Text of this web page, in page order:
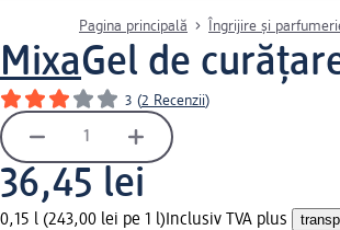
Pagina principală Îngrijire și
MixaGel de
3 (2 Recenzii)
36,45 lei
0,15 l (243,00 lei pe 1 l) Inclusiv TVA plus